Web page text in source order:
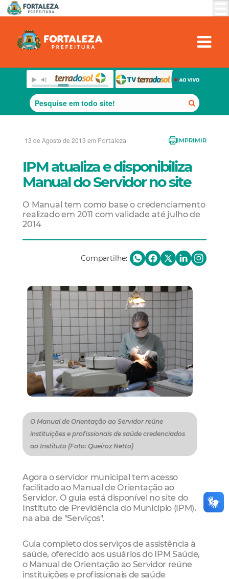
13 de Agosto de 2013 em Fortaleza IMPRIMIR
IPM atualiza e disponibiliza
Manual do Servidor no site
O Manual tem como base o credenciamento
realizado em 2011 com validade até julho de
2014
Compartilhe:
O Manual de Orientação ao Servidor reúne
instituições e profissionais de saúde credenciados
ao Instituto (Foto: Queiroz Netto)
Agora o servidor municipal tem acesso
facilitado ao Manual de Orientação ao
Servidor. O guia está disponível no site do
Instituto de Previdência do Município (IPM),
na aba de "Serviços".
Guia completo dos serviços de assistência à
saúde, oferecido aos usuários do IPM Saúde,
o Manual de Orientação ao Servidor reúne
instituições e profissionais de saúde